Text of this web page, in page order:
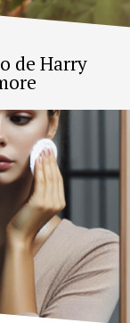
de Harry